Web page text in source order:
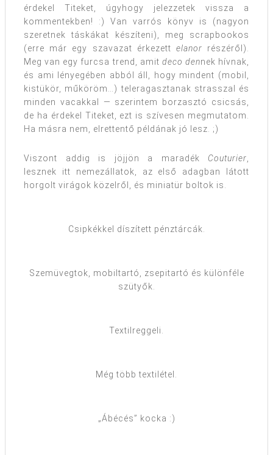
érdekel Titeket, úgyhogy jelezzetek vissza a
kommentekben! :) Van varrós könyv is (nagyon
szeretnek táskákat készíteni), meg scrapbookos
(erre már egy szavazat érkezett elanor részéről).
Meg van egy furcsa trend, amit deco dennek hívnak,
és ami lényegében abból áll, hogy mindent (mobil,
kistükör, műköröm…) teleragasztanak strasszal és
minden vacakkal — szerintem borzasztó csicsás,
de ha érdekel Titeket, ezt is szívesen megmutatom.
Ha másra nem, elrettentő példának jó lesz. ;)
Viszont addig is jöjjön a maradék Couturier
lesznek itt nemezállatok, az első adagban látott
horgolt virágok közelről, és miniatür boltok is.
Csipkékkel díszített pénztárcák.
Szemüvegtok, mobiltartó, zsepitartó és különféle
szütyők.
Textilreggeli.
Még több textilétel.
„Ábécés” kocka :)